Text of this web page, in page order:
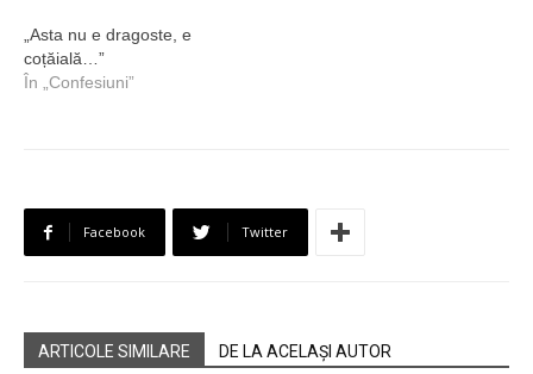
„Asta nu e dragoste, e
coțăială…”
În „Confesiuni”
Facebook Twitter
ARTICOLE SIMILARE DE LA ACELAȘI AUTOR